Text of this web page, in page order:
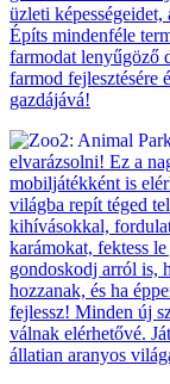
üzleti
Építs mindenféle
farmodat lenyűgöző
farmod fejlesztésére
gazdájává!
elvarázsolni! Ez a
mobiljátékként is
világba repít téged
kihívásokkal,
karámokat, fektess
gondoskodj arról is,
hozzanak, és ha
fejlessz! Minden új
válnak elérhetővé.
állatian aranyos